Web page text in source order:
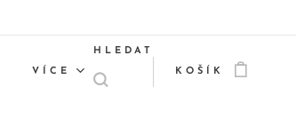
VÍCE
HLEDAT
KOŠÍK